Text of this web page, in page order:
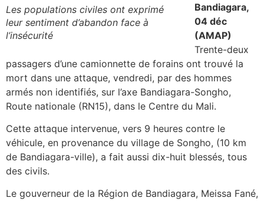
Les populations civiles ont exprimé
leur sentiment d’abandon face à
l’insécurité
Bandiagara,
04 déc
(AMAP)
Trente-deux
passagers d’une camionnette de forains ont trouvé la
mort dans une attaque, vendredi, par des hommes
armés non identifiés, sur l’axe Bandiagara-Songho,
Route nationale (RN15), dans le Centre du Mali.
Cette attaque intervenue, vers 9 heures contre le
véhicule, en provenance du village de Songho, (10 km
de Bandiagara-ville), a fait aussi dix-huit blessés, tous
des civils.
Le gouverneur de la Région de Bandiagara, Meissa Fané,